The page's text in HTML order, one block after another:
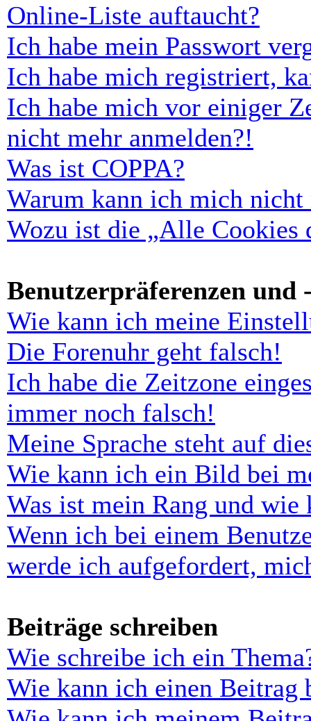
Online-Liste auftaucht?
Ich habe mein Passwort
Ich habe mich registriert,
Ich habe mich vor einiger
nicht mehr anmelden?!
Was ist COPPA?
Warum kann ich mich nicht
Wozu ist die „Alle Cookies
Benutzerpräferenzen und
Wie kann ich meine
Die Forenuhr geht falsch!
Ich habe die Zeitzone
immer noch falsch!
Meine Sprache steht auf
Wie kann ich ein Bild bei
Was ist mein Rang und wie
Wenn ich bei einem
werde ich aufgefordert,
Beiträge schreiben
Wie schreibe ich ein
Wie kann ich einen Beitrag